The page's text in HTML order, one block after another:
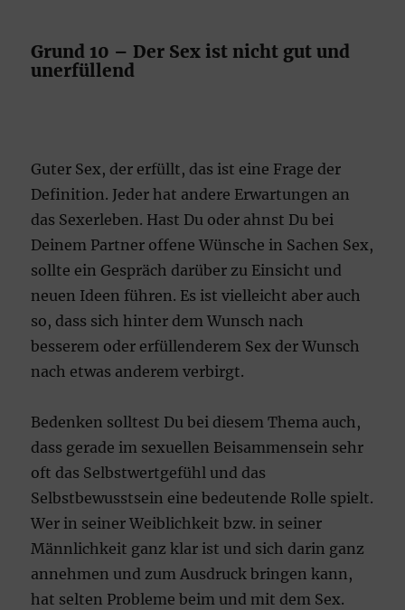
Grund 10 – Der Sex ist nicht gut und
unerfüllend
Guter Sex, der erfüllt, das ist eine Frage der
Definition. Jeder hat andere Erwartungen an
das Sexerleben. Hast Du oder ahnst Du bei
Deinem Partner offene Wünsche in Sachen Sex,
sollte ein Gespräch darüber zu Einsicht und
neuen Ideen führen. Es ist vielleicht aber auch
so, dass sich hinter dem Wunsch nach
besserem oder erfüllenderem Sex der Wunsch
nach etwas anderem verbirgt.
Bedenken solltest Du bei diesem Thema auch,
dass gerade im sexuellen Beisammensein sehr
oft das Selbstwertgefühl und das
Selbstbewusstsein eine bedeutende Rolle spielt.
Wer in seiner Weiblichkeit bzw. in seiner
Männlichkeit ganz klar ist und sich darin ganz
annehmen und zum Ausdruck bringen kann,
hat selten Probleme beim und mit dem Sex.